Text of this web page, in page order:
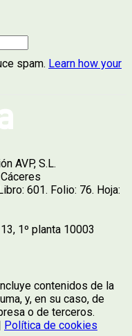
spam. Learn how your
AVP, S.L.
601. Folio: 76. Hoja:
1º planta 10003
contenidos de la
y, en su caso, de
o de terceros.
Política de cookies